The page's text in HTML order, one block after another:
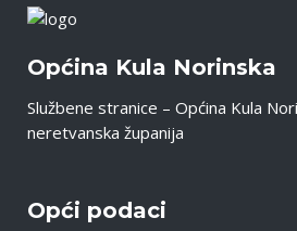
Općina Kula Norinska
Službene stranice – Općina Kula
neretvanska županija
Opći podaci